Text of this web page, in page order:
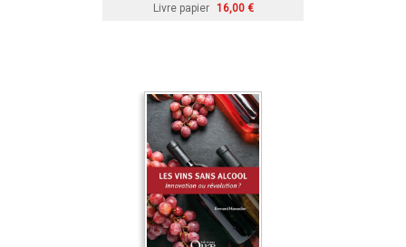
Livre papier 16,00 €